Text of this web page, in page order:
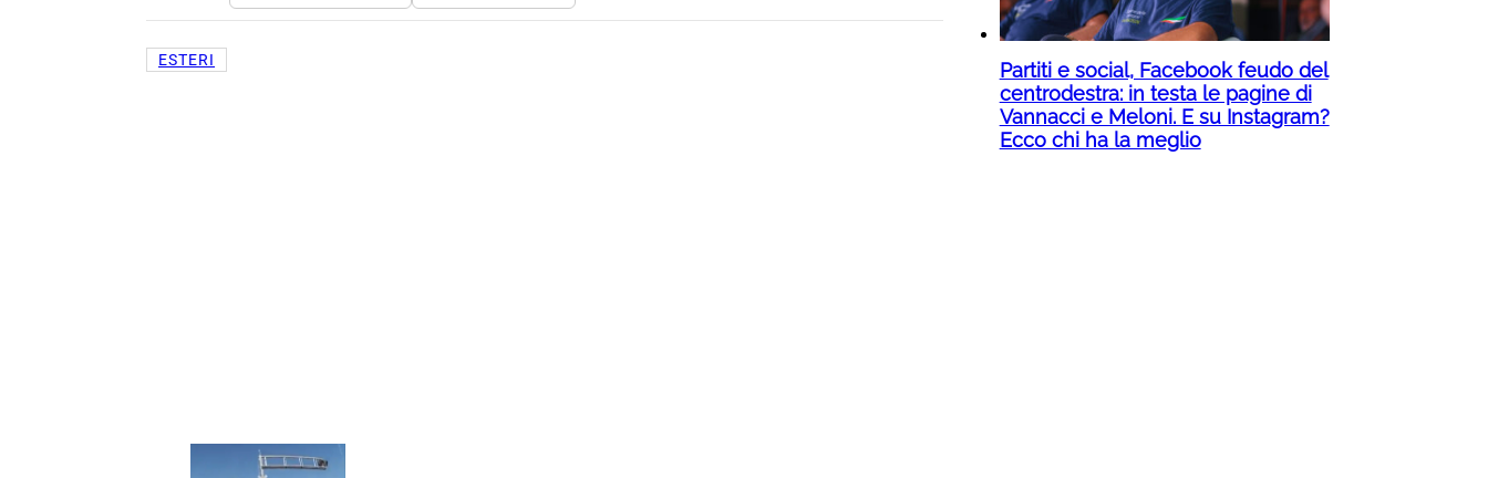
ESTERI
Partiti e social, Facebook feudo del
centrodestra: in testa le pagine di
Vannacci e Meloni. E su Instagram?
Ecco chi ha la meglio